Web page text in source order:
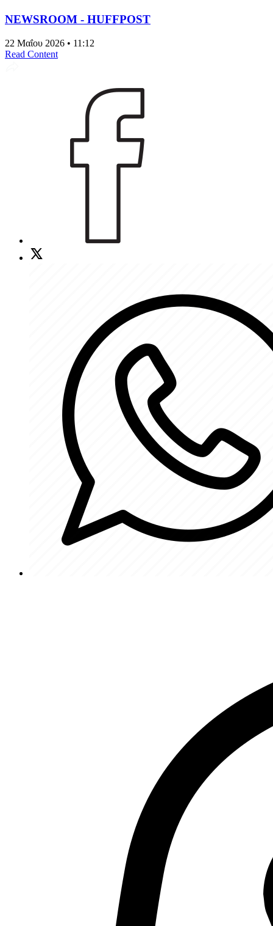
NEWSROOM - HUFFPOST
22 Μαΐου 2026 • 11:12
Read Content